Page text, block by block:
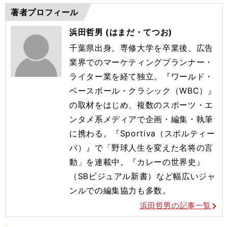
著者プロフィール
浜田哲男 (はまだ・てつお)
千葉県出身。専修大学を卒業後、広告
業界でのマーケティングプランナー・
ライター業を経て独立。『ワールド・
ベースボール・クラシック（WBC）』
の取材をはじめ、複数のスポーツ・エ
ンタメ系メディアで企画・編集・執筆
に携わる。『Sportiva（スポルティー
バ）』で「野球人生を変えた名将の言
動」を連載中。『カレーの世界史』
（SBビジュアル新書）など幅広いジャ
ンルでの編集協力も多数。
浜田哲男の記事一覧